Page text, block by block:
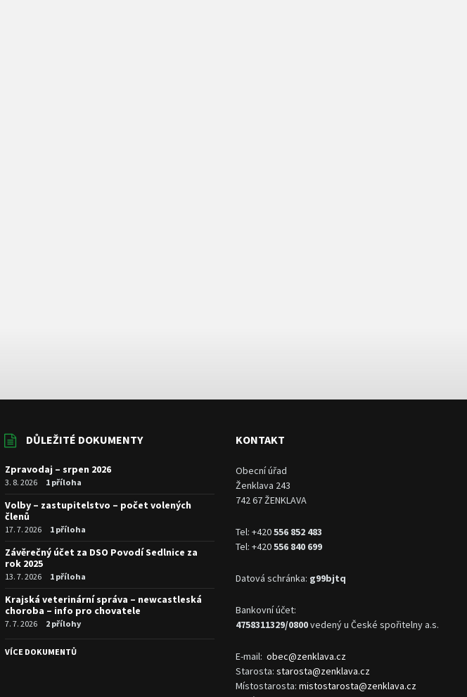
DŮLEŽITÉ DOKUMENTY
Zpravodaj – srpen 2026
3. 8. 2026 1 příloha
Volby – zastupitelstvo – počet volených
členů
17. 7. 2026 1 příloha
Závěrečný účet za DSO Povodí Sedlnice za
rok 2025
13. 7. 2026 1 příloha
Krajská veterinární správa – newcastleská
choroba – info pro chovatele
7. 7. 2026 2 přílohy
VÍCE DOKUMENTŮ
KONTAKT
Obecní úřad
Ženklava 243
742 67 ŽENKLAVA
Tel: +420556 852 483
Tel: +420556 840 699
Datová schránka: g99bjtq
Bankovní účet:
4758311329/0800vedený u České spořitelny a.s.
E-mail:obec@zenklava.cz
Starosta:starosta@zenklava.cz
Místostarosta:mistostarosta@zenklava.cz